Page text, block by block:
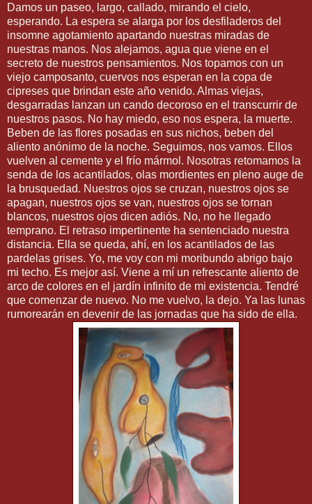
Damos un paseo, largo, callado, mirando el cielo,
esperando. La espera se alarga por los desfiladeros del
insomne agotamiento apartando nuestras miradas de
nuestras manos. Nos alejamos, agua que viene en el
secreto de nuestros pensamientos. Nos topamos con un
viejo camposanto, cuervos nos esperan en la copa de
cipreses que brindan este año venido. Almas viejas,
desgarradas lanzan un cando decoroso en el transcurrir de
nuestros pasos. No hay miedo, eso nos espera, la muerte.
Beben de las flores posadas en sus nichos, beben del
aliento anónimo de la noche. Seguimos, nos vamos. Ellos
vuelven al cemente y el frío mármol. Nosotras retomamos la
senda de los acantilados, olas mordientes en pleno auge de
la brusquedad. Nuestros ojos se cruzan, nuestros ojos se
apagan, nuestros ojos se van, nuestros ojos se tornan
blancos, nuestros ojos dicen adiós. No, no he llegado
temprano. El retraso impertinente ha sentenciado nuestra
distancia. Ella se queda, ahí, en los acantilados de las
pardelas grises. Yo, me voy con mi moribundo abrigo bajo
mi techo. Es mejor así. Viene a mí un refrescante aliento de
arco de colores en el jardín infinito de mi existencia. Tendré
que comenzar de nuevo. No me vuelvo, la dejo. Ya las lunas
rumorearán en devenir de las jornadas que ha sido de ella.